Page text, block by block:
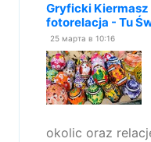
Gryficki
fotorelacja - Tu
25 марта в 10:16
okolic oraz